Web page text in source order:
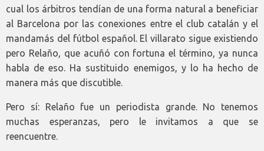
cual los árbitros tendían de una forma natural a beneficiar
al Barcelona por las conexiones entre el club catalán y el
mandamás del fútbol español. El villarato sigue existiendo
pero Relaño, que acuñó con fortuna el término, ya nunca
habla de eso. Ha sustituido enemigos, y lo ha hecho de
manera más que discutible.
Pero sí: Relaño fue un periodista grande. No tenemos
muchas esperanzas, pero le invitamos a que se
reencuentre.